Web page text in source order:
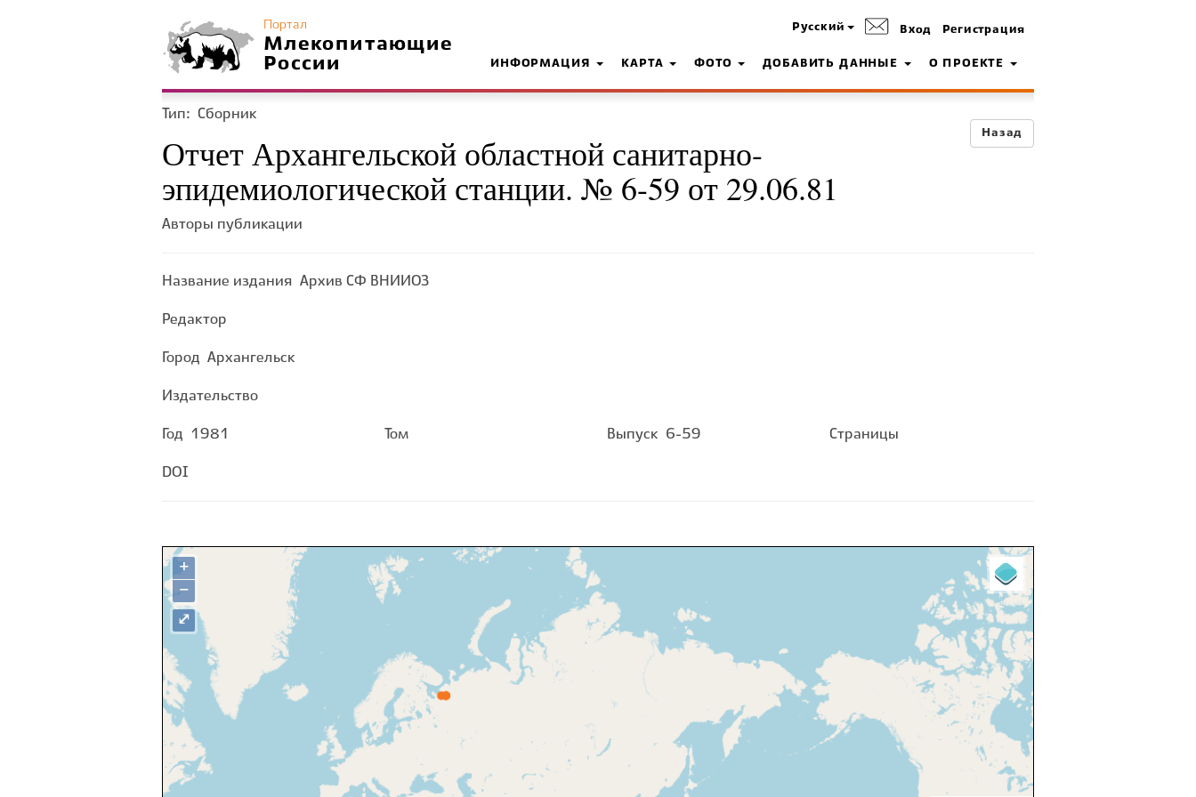
Портал
Млекопитающие
России
Русский Вход Регистрация
ИНФОРМАЦИЯ КАРТА ФОТО ДОБАВИТЬ ДАННЫЕ О ПРОЕКТЕ
Назад
Тип: Сборник
Отчет Архангельской областной санитарно-
эпидемиологической станции. № 6-59 от 29.06.81
Авторы публикации
Название издания Архив СФ ВНИИОЗ
Редактор
Город Архангельск
Издательство
Год 1981 Том Выпуск 6-59 Страницы
DOI
+
−
⤢